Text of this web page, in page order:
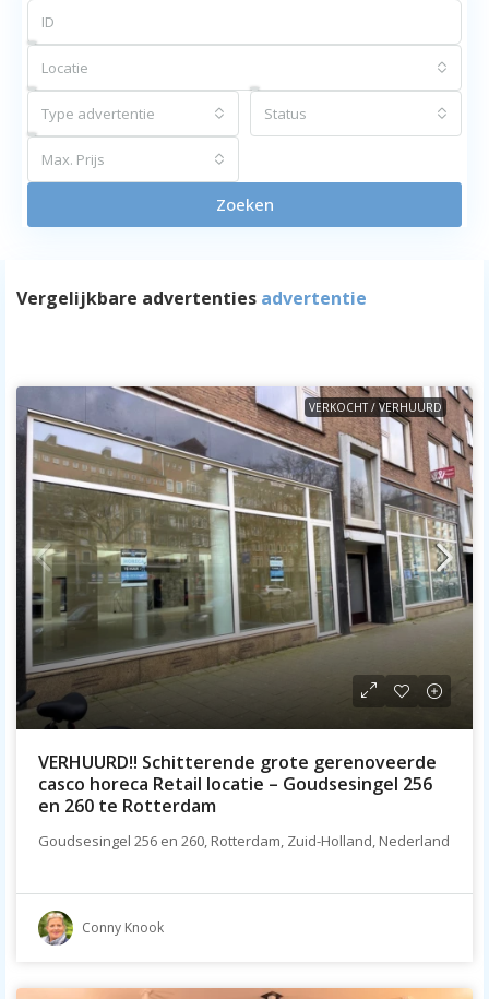
Locatie
Type advertentie Status
Max. Prijs
Zoeken
Vergelijkbare advertenties advertentie
VERKOCHT / VERHUURD
VERHUURD!! Schitterende grote gerenoveerde
casco horeca Retail locatie – Goudsesingel 256
en 260 te Rotterdam
Goudsesingel 256 en 260, Rotterdam, Zuid-Holland, Nederland
Conny Knook